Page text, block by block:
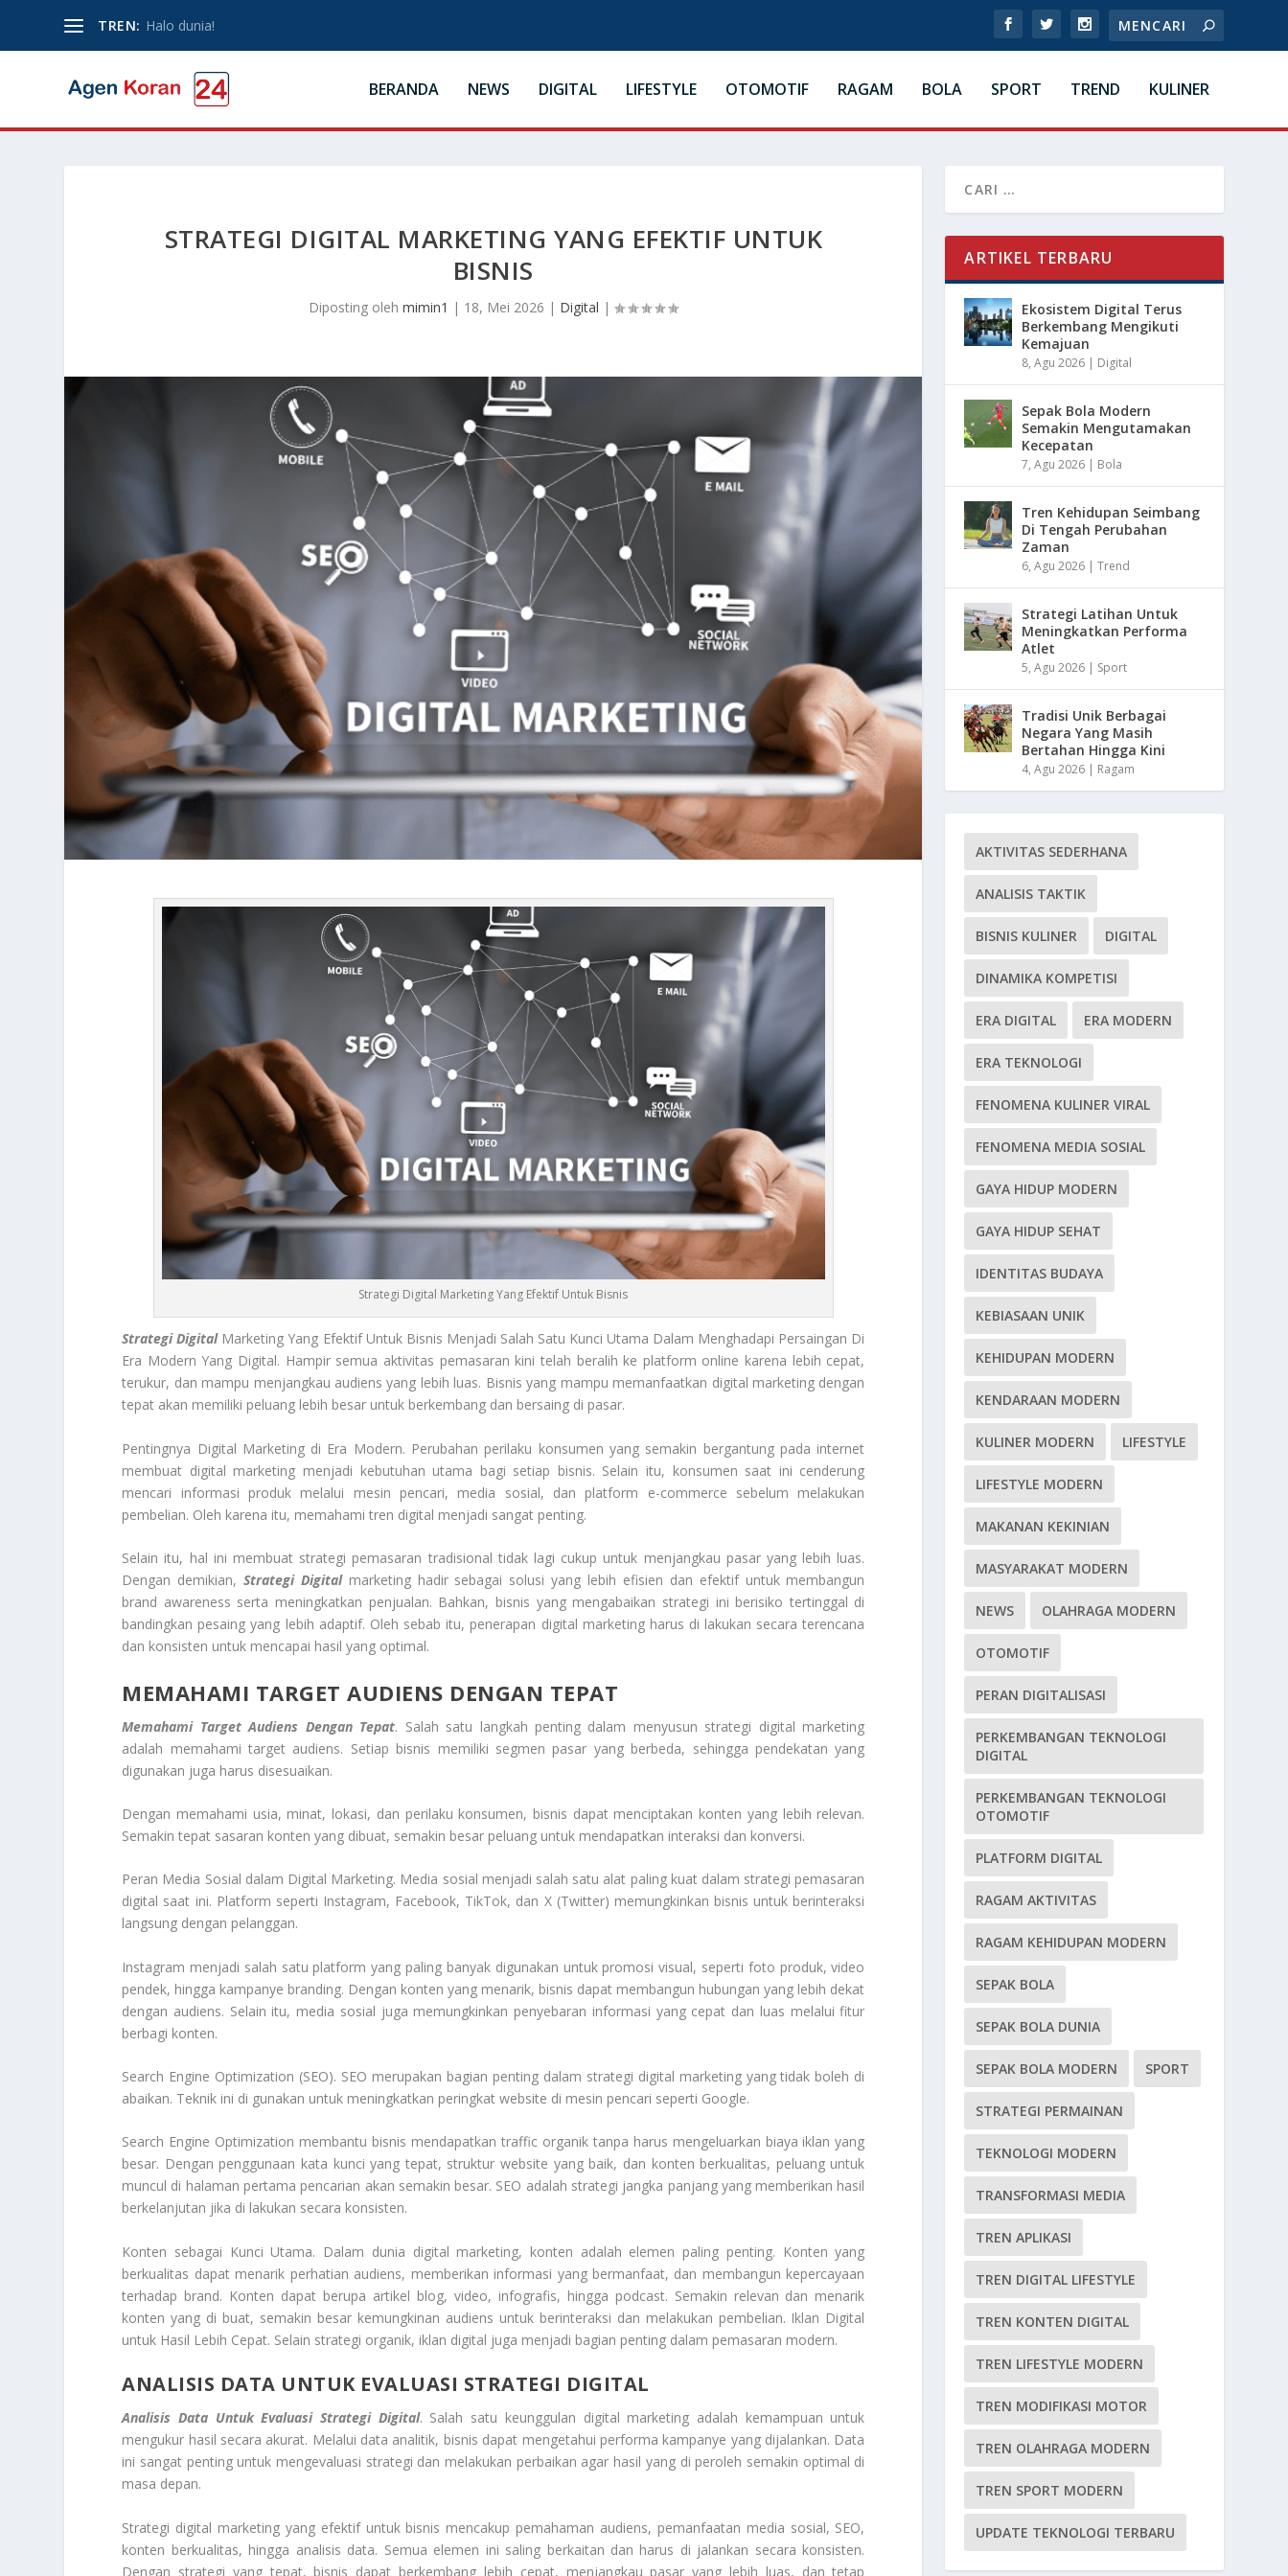
TREN: Halo dunia!
BERANDA NEWS DIGITAL LIFESTYLE OTOMOTIF RAGAM BOLA SPORT TREND KULINER
STRATEGI DIGITAL MARKETING YANG EFEKTIF UNTUK
BISNIS
Diposting olehmimin1 | 18, Mei 2026 | Digital |
Strategi Digital Marketing Yang Efektif Untuk Bisnis
Strategi DigitalMarketing Yang Efektif Untuk Bisnis Menjadi Salah Satu Kunci Utama Dalam Menghadapi Persaingan Di
Era Modern Yang Digital. Hampir semua aktivitas pemasaran kini telah beralih ke platform online karena lebih cepat,
terukur, dan mampu menjangkau audiens yang lebih luas. Bisnis yang mampu memanfaatkan digital marketing dengan
tepat akan memiliki peluang lebih besar untuk berkembang dan bersaing di pasar.
Pentingnya Digital Marketing di Era Modern. Perubahan perilaku konsumen yang semakin bergantung pada internet
membuat digital marketing menjadi kebutuhan utama bagi setiap bisnis. Selain itu, konsumen saat ini cenderung
mencari informasi produk melalui mesin pencari, media sosial, dan platform e-commerce sebelum melakukan
pembelian. Oleh karena itu, memahami tren digital menjadi sangat penting.
Selain itu, hal ini membuat strategi pemasaran tradisional tidak lagi cukup untuk menjangkau pasar yang lebih luas.
Dengan demikian, Strategi Digitalmarketing hadir sebagai solusi yang lebih efisien dan efektif untuk membangun
brand awareness serta meningkatkan penjualan. Bahkan, bisnis yang mengabaikan strategi ini berisiko tertinggal di
bandingkan pesaing yang lebih adaptif. Oleh sebab itu, penerapan digital marketing harus di lakukan secara terencana
dan konsisten untuk mencapai hasil yang optimal.
MEMAHAMI TARGET AUDIENS DENGAN TEPAT
Memahami Target Audiens Dengan Tepat. Salah satu langkah penting dalam menyusun strategi digital marketing
adalah memahami target audiens. Setiap bisnis memiliki segmen pasar yang berbeda, sehingga pendekatan yang
digunakan juga harus disesuaikan.
Dengan memahami usia, minat, lokasi, dan perilaku konsumen, bisnis dapat menciptakan konten yang lebih relevan.
Semakin tepat sasaran konten yang dibuat, semakin besar peluang untuk mendapatkan interaksi dan konversi.
Peran Media Sosial dalam Digital Marketing. Media sosial menjadi salah satu alat paling kuat dalam strategi pemasaran
digital saat ini. Platform seperti Instagram, Facebook, TikTok, dan X (Twitter) memungkinkan bisnis untuk berinteraksi
langsung dengan pelanggan.
Instagram menjadi salah satu platform yang paling banyak digunakan untuk promosi visual, seperti foto produk, video
pendek, hingga kampanye branding. Dengan konten yang menarik, bisnis dapat membangun hubungan yang lebih dekat
dengan audiens. Selain itu, media sosial juga memungkinkan penyebaran informasi yang cepat dan luas melalui fitur
berbagi konten.
Search Engine Optimization (SEO). SEO merupakan bagian penting dalam strategi digital marketing yang tidak boleh di
abaikan. Teknik ini di gunakan untuk meningkatkan peringkat website di mesin pencari seperti Google.
Search Engine Optimization membantu bisnis mendapatkan traffic organik tanpa harus mengeluarkan biaya iklan yang
besar. Dengan penggunaan kata kunci yang tepat, struktur website yang baik, dan konten berkualitas, peluang untuk
muncul di halaman pertama pencarian akan semakin besar. SEO adalah strategi jangka panjang yang memberikan hasil
berkelanjutan jika di lakukan secara konsisten.
Konten sebagai Kunci Utama. Dalam dunia digital marketing, konten adalah elemen paling penting. Konten yang
berkualitas dapat menarik perhatian audiens, memberikan informasi yang bermanfaat, dan membangun kepercayaan
terhadap brand. Konten dapat berupa artikel blog, video, infografis, hingga podcast. Semakin relevan dan menarik
konten yang di buat, semakin besar kemungkinan audiens untuk berinteraksi dan melakukan pembelian. Iklan Digital
untuk Hasil Lebih Cepat. Selain strategi organik, iklan digital juga menjadi bagian penting dalam pemasaran modern.
ANALISIS DATA UNTUK EVALUASI STRATEGI DIGITAL
Analisis Data Untuk Evaluasi Strategi Digital. Salah satu keunggulan digital marketing adalah kemampuan untuk
mengukur hasil secara akurat. Melalui data analitik, bisnis dapat mengetahui performa kampanye yang dijalankan. Data
ini sangat penting untuk mengevaluasi strategi dan melakukan perbaikan agar hasil yang di peroleh semakin optimal di
masa depan.
Strategi digital marketing yang efektif untuk bisnis mencakup pemahaman audiens, pemanfaatan media sosial, SEO,
konten berkualitas, hingga analisis data. Semua elemen ini saling berkaitan dan harus di jalankan secara konsisten.
Dengan strategi yang tepat, bisnis dapat berkembang lebih cepat, menjangkau pasar yang lebih luas, dan tetap
ARTIKEL TERBARU
Ekosistem Digital Terus
Berkembang Mengikuti
Kemajuan
8, Agu 2026 | Digital
Sepak Bola Modern
Semakin Mengutamakan
Kecepatan
7, Agu 2026 | Bola
Tren Kehidupan Seimbang
Di Tengah Perubahan
Zaman
6, Agu 2026 |Trend
Strategi Latihan Untuk
Meningkatkan Performa
Atlet
5, Agu 2026 | Sport
Tradisi Unik Berbagai
Negara Yang Masih
Bertahan Hingga Kini
4, Agu 2026 | Ragam
AKTIVITAS SEDERHANA
ANALISIS TAKTIK
BISNIS KULINER DIGITAL
DINAMIKA KOMPETISI
ERA DIGITAL ERA MODERN
ERA TEKNOLOGI
FENOMENA KULINER VIRAL
FENOMENA MEDIA SOSIAL
GAYA HIDUP MODERN
GAYA HIDUP SEHAT
IDENTITAS BUDAYA
KEBIASAAN UNIK
KEHIDUPAN MODERN
KENDARAAN MODERN
KULINER MODERN LIFESTYLE
LIFESTYLE MODERN
MAKANAN KEKINIAN
MASYARAKAT MODERN
NEWS OLAHRAGA MODERN
OTOMOTIF
PERAN DIGITALISASI
PERKEMBANGAN TEKNOLOGI
DIGITAL
PERKEMBANGAN TEKNOLOGI
OTOMOTIF
PLATFORM DIGITAL
RAGAM AKTIVITAS
RAGAM KEHIDUPAN MODERN
SEPAK BOLA
SEPAK BOLA DUNIA
SEPAK BOLA MODERN SPORT
STRATEGI PERMAINAN
TEKNOLOGI MODERN
TRANSFORMASI MEDIA
TREN APLIKASI
TREN DIGITAL LIFESTYLE
TREN KONTEN DIGITAL
TREN LIFESTYLE MODERN
TREN MODIFIKASI MOTOR
TREN OLAHRAGA MODERN
TREN SPORT MODERN
UPDATE TEKNOLOGI TERBARU